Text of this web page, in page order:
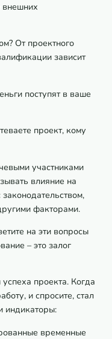
внешних
От проектного
зависит
поступят в ваше
проект, кому
участниками
влияние на
факторами.
на эти вопросы
– это залог
проекта. Когда
и спросите, стал
индикаторы:
временные